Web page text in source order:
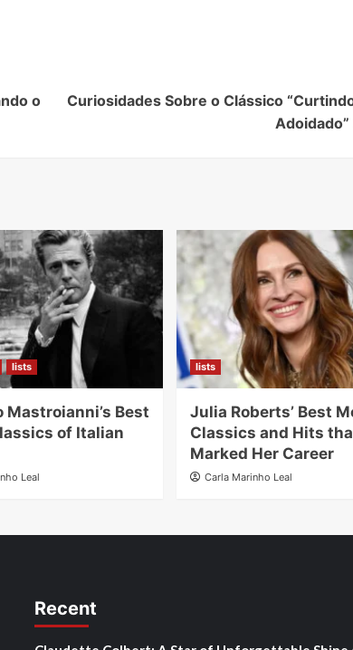
o
Curiosidades Sobre o Clássico
lists
Mastroianni’s Best
of Italian
Leal
lists
Julia Roberts’ Best
Classics and Hits
Marked Her Career
Carla Marinho Leal
Recent